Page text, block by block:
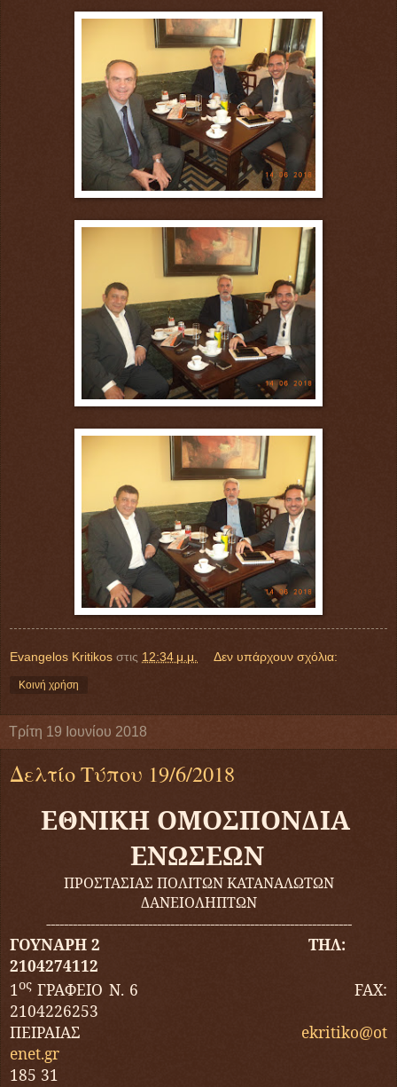
Evangelos Kritikos στις 12:34 μ.μ. Δεν υπάρχουν σχόλια:
Κοινή χρήση
Τρίτη 19 Ιουνίου 2018
Δελτίο Τύπου 19/6/2018
ΕΘΝΙΚΗ ΟΜΟΣΠΟΝΔΙΑ
ΕΝΩΣΕΩΝ
ΠΡΟΣΤΑΣΙΑΣ ΠΟΛΙΤΩΝ ΚΑΤΑΝΑΛΩΤΩΝ
ΔΑΝΕΙΟΛΗΠΤΩΝ
---------------------------------------------------------------------
ΓΟΥΝΑΡΗ 2 ΤΗΛ:
2104274112
1ος ΓΡΑΦΕΙΟ Ν. 6 FAX:
2104226253
ΠΕΙΡΑΙΑΣ ekritiko@ot
enet.gr
185 31